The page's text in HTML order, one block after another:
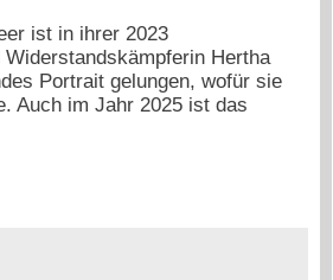
ist in ihrer 2023
Hertha
Portrait gelungen, wofür sie
Auch im Jahr 2025 ist das